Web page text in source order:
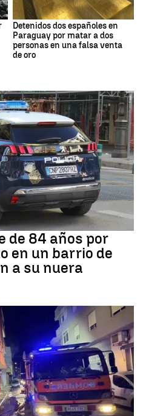
Detenidos dos españoles en
Paraguay por matar a dos
personas en una falsa venta
de oro
de 84 años por
en un barrio de
a su nuera